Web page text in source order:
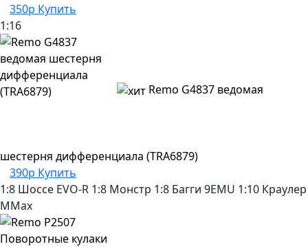
350р Купить
1:16
Remo G4837 ведомая
шестерня дифференциала (TRA6879)
390р Купить
1:8 Шоссе EVO-R 1:8 Монстр 1:8 Багги 9EMU 1:10 Краулер
MMax